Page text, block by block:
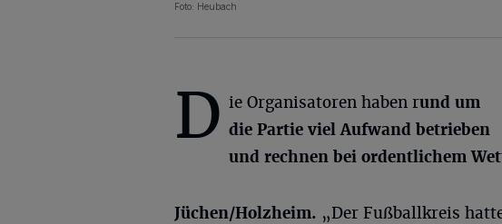
Foto: Heubach
D ie Organisatoren haben rund um
die Partie viel Aufwand betrieben
und rechnen bei ordentlichem
Jüchen/Holzheim. „Der Fußballkreis